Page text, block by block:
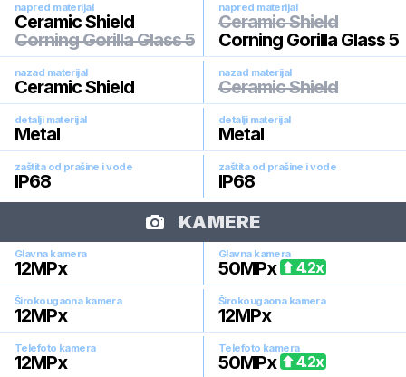
napred materijal
Ceramic Shield
Corning Gorilla Glass 5
napred materijal
Ceramic Shield
Corning Gorilla Glass 5
nazad materijal
Ceramic Shield
nazad materijal
Ceramic Shield
detalji materijal
Metal
detalji materijal
Metal
zaštita od prašine i vode
IP68
zaštita od prašine i vode
IP68
KAMERE
Glavna kamera
12MPx
Glavna kamera
50MPx 4.2x
Širokougaona kamera
12MPx
Širokougaona kamera
12MPx
Telefoto kamera
12MPx
Telefoto kamera
50MPx 4.2x